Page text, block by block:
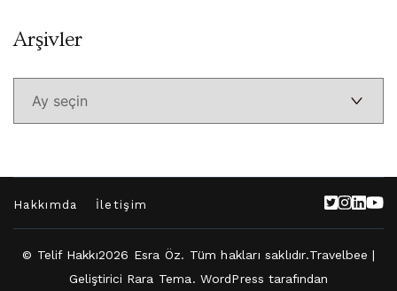
ArşivlerArşivler
Hakkımda İletişim
© Telif Hakkı2026 Esra Öz. Tüm hakları saklıdır.Travelbee |
Geliştirici Rara Tema. WordPress tarafından